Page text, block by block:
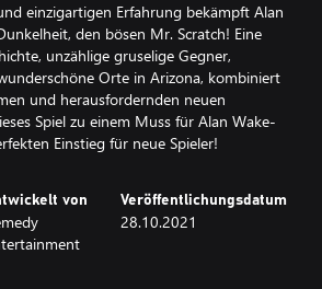
einzigartigen Erfahrung bekämpft Alan
den bösen Mr. Scratch! Eine
unzählige gruselige Gegner,
Orte in Arizona, kombiniert
und herausfordernden neuen
Spiel zu einem Muss für Alan Wake-
Einstieg für neue Spieler!
von Veröffentlichungsdatum
28.10.2021